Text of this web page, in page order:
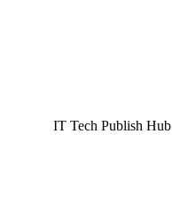
IT Tech Publish Hub